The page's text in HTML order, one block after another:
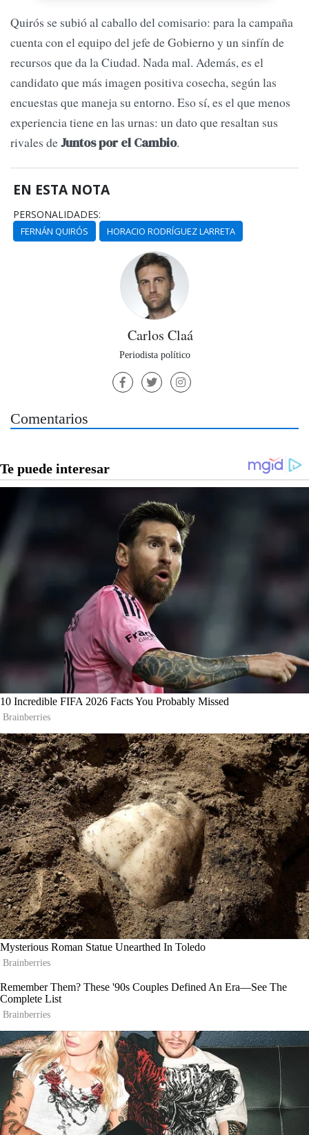
Quirós se subió al caballo del comisario: para la campaña
cuenta con el equipo del jefe de Gobierno y un sinfín de
recursos que da la Ciudad. Nada mal. Además, es el
candidato que más imagen positiva cosecha, según las
encuestas que maneja su entorno. Eso sí, es el que menos
experiencia tiene en las urnas: un dato que resaltan sus
rivales deJuntos por el Cambio.
EN ESTA NOTA
PERSONALIDADES:
FERNÁN QUIRÓS HORACIO RODRÍGUEZ LARRETA
Carlos Claá
Periodista político
Comentarios